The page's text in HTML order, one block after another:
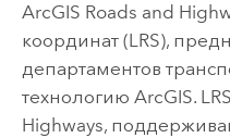
ArcGIS Roads and
координат (LRS),
департаментов
технологию ArcGIS.
Highways,